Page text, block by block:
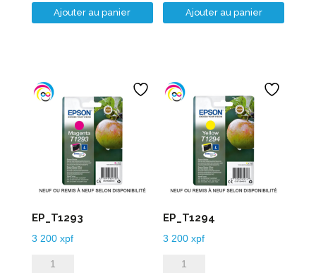
EP_T1291
Ajouter au panier
EP_T1811
Ajouter au panier
EP_T1293
3 200 xpf
quantité
EP_T1294
3 200xpf
quantité